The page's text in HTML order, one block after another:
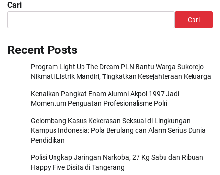
Cari
Cari
Recent Posts
Program Light Up The Dream PLN Bantu Warga Sukorejo
Nikmati Listrik Mandiri, Tingkatkan Kesejahteraan Keluarga
Kenaikan Pangkat Enam Alumni Akpol 1997 Jadi
Momentum Penguatan Profesionalisme Polri
Gelombang Kasus Kekerasan Seksual di Lingkungan
Kampus Indonesia: Pola Berulang dan Alarm Serius Dunia
Pendidikan
Polisi Ungkap Jaringan Narkoba, 27 Kg Sabu dan Ribuan
Happy Five Disita di Tangerang